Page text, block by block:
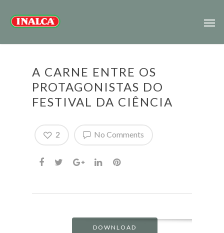
A CARNE ENTRE OS
PROTAGONISTAS DO
FESTIVAL DA CIÊNCIA
No Comments
2
DOWNLOAD